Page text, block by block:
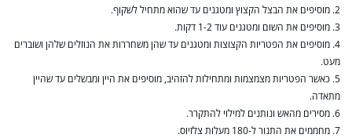
2. מוסיפים את הבצל הקצוץ ומטגנים עד שהוא מתחיל לשקוף.
3. מוסיפים את השום ומטגנים עוד 1-2 דקות.
4. מוסיפים את הפטריות הקצוצות ומטגנים עד שהן משחררות את הנוזלים שלהן ושוברים
מעט.
5. כאשר הפטריות מצמצמות ומתחילות להזהיב, מוסיפים את היין ומבשלים עד שהיין
מתאדה.
6. מסירים מהאש ונותנים למילוי להתקרר.
7. מחממים את התנור ל-180 מעלות צלזיוס.